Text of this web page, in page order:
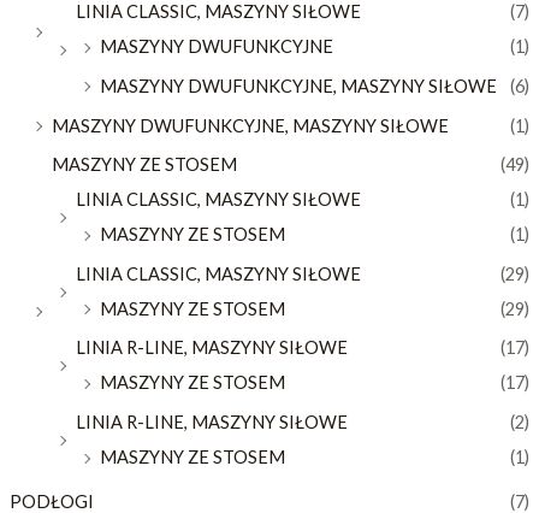
LINIA CLASSIC, MASZYNY SIŁOWE
(7)
MASZYNY DWUFUNKCYJNE
(1)
MASZYNY DWUFUNKCYJNE, MASZYNY SIŁOWE
(6)
MASZYNY DWUFUNKCYJNE, MASZYNY SIŁOWE
(1)
MASZYNY ZE STOSEM
(49)
LINIA CLASSIC, MASZYNY SIŁOWE
(1)
MASZYNY ZE STOSEM
(1)
LINIA CLASSIC, MASZYNY SIŁOWE
(29)
MASZYNY ZE STOSEM
(29)
LINIA R-LINE, MASZYNY SIŁOWE
(17)
MASZYNY ZE STOSEM
(17)
LINIA R-LINE, MASZYNY SIŁOWE
(2)
MASZYNY ZE STOSEM
(1)
PODŁOGI (7)